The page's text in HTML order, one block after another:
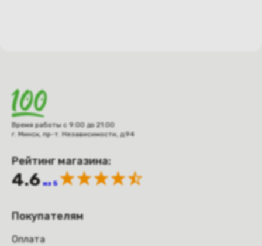
Время работы с 9:00 до 21:00
г. Минск, пр-т. Независимости, д.94
Рейтинг магазина:
4.6 из 5
Покупателям
Оплата